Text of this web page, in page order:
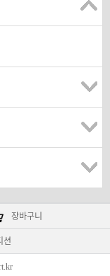
장바구니
션